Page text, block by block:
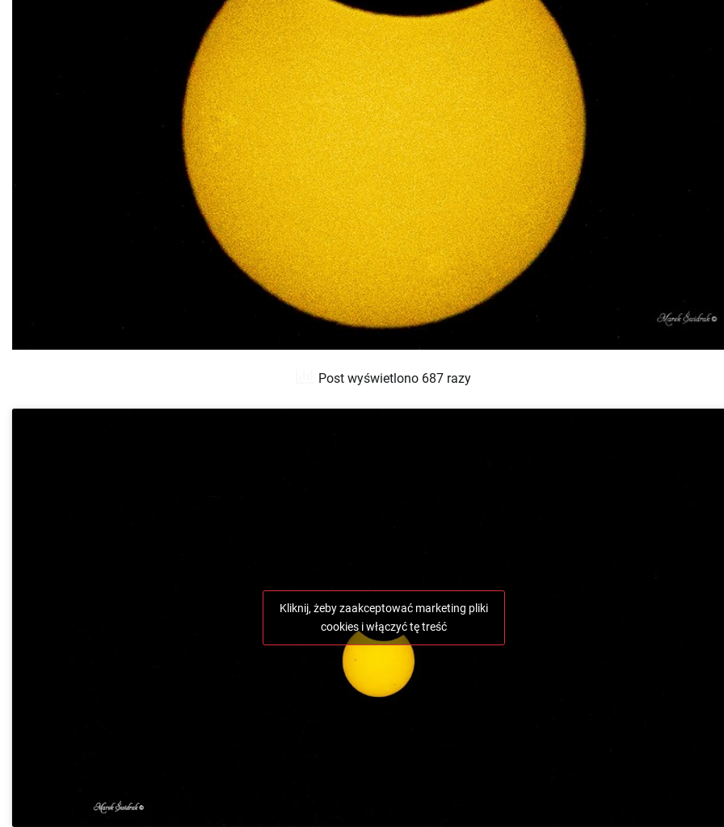
Post wyświetlono 687 razy
Kliknij, żeby zaakceptować marketing pliki
cookies i włączyć tę treść